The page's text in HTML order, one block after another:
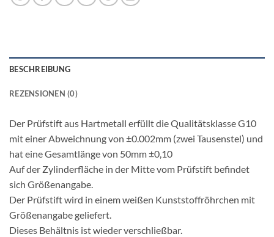
BESCHREIBUNG
REZENSIONEN (0)
Der Prüfstift aus Hartmetall erfüllt die Qualitätsklasse G10
mit einer Abweichnung von ±0.002mm (zwei Tausenstel) und
hat eine Gesamtlänge von 50mm ±0,10
Auf der Zylinderfläche in der Mitte vom Prüfstift befindet
sich Größenangabe.
Der Prüfstift wird in einem weißen Kunststoffröhrchen mit
Größenangabe geliefert.
Dieses Behältnis ist wieder verschließbar.